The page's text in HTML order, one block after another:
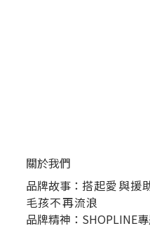
關於我們
品牌故事： 搭起愛與援
毛孩不再流浪
品牌精神：SHOPLINE